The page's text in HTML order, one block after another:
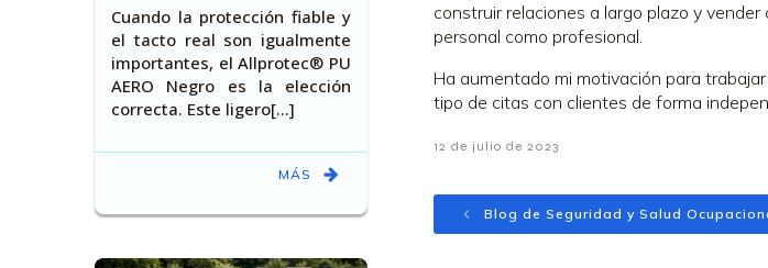
Cuando la protección fiable y
el tacto real son igualmente
importantes, el Allprotec® PU
AERO Negro es la elección
correcta. Este ligero[…]
MÁS
construir relaciones a largo plazo y
personal como profesional.
Ha aumentado mi motivación para
tipo de citas con clientes de forma
12 de julio de 2023
Blog de Seguridad y Salud